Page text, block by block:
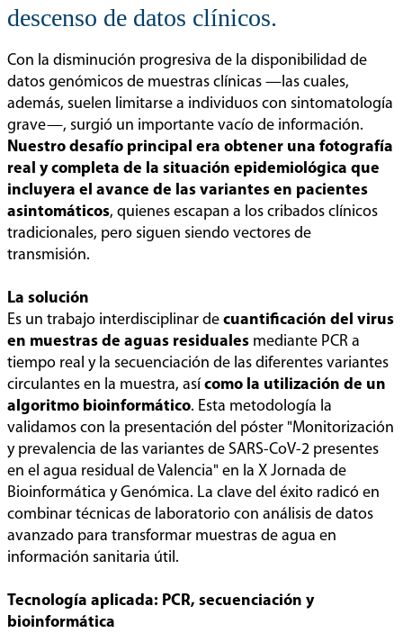
descenso de datos clínicos.
Con la disminución progresiva de la disponibilidad de
datos genómicos de muestras clínicas —las cuales,
además, suelen limitarse a individuos con sintomatología
grave—, surgió un importante vacío de información.
Nuestro desafío principal era obtener una fotografía
real y completa de la situación epidemiológica que
incluyera el avance de las variantes en pacientes
asintomáticos, quienes escapan a los cribados clínicos
tradicionales, pero siguen siendo vectores de
transmisión.
La solución
Es un trabajo interdisciplinar de cuantificación del virus
en muestras de aguas residuales mediante PCR a
tiempo real y la secuenciación de las diferentes variantes
circulantes en la muestra, así como la utilización de un
algoritmo bioinformático. Esta metodología la
validamos con la presentación del póster "Monitorización
y prevalencia de las variantes de SARS-CoV-2 presentes
en el agua residual de Valencia" en la X Jornada de
Bioinformática y Genómica. La clave del éxito radicó en
combinar técnicas de laboratorio con análisis de datos
avanzado para transformar muestras de agua en
información sanitaria útil.
Tecnología aplicada: PCR, secuenciación y
bioinformática